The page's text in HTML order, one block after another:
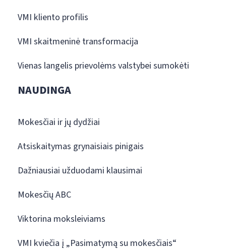
VMI kliento profilis
VMI skaitmeninė transformacija
Vienas langelis prievolėms valstybei sumokėti
NAUDINGA
Mokesčiai ir jų dydžiai
Atsiskaitymas grynaisiais pinigais
Dažniausiai užduodami klausimai
Mokesčių ABC
Viktorina moksleiviams
VMI kviečia į „Pasimatymą su mokesčiais“